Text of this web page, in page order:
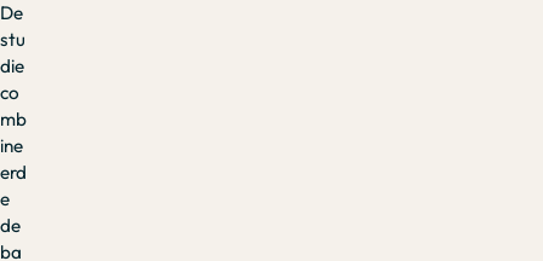
De
stu
die
co
mb
ine
erd
e
de
ba